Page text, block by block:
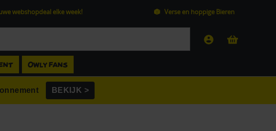
webshopdeal elke week! Verse en hoppige Bieren
OWLY FANS
BEKIJK >